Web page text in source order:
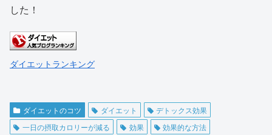
した！
ダイエットランキング
ダイエットのコツ ダイエット
デトックス効果
一日の摂取カロリーが減る
効果
効果的な方法